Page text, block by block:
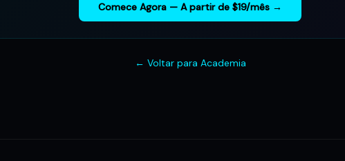
Comece Agora — A partir de $19/mês →
← Voltar para Academia